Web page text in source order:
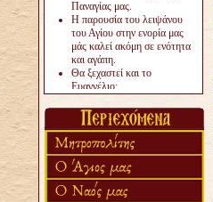
Παναγίας μας.
Η παρουσία του λειψάνου
του Αγίου στην ενορία μας
μάς καλεί ακόμη σε ενότητα
και αγάπη.
Θα ξεχαστεί και το
Ευαγγέλιο;
«πολύ αργά».
Ζητείται....